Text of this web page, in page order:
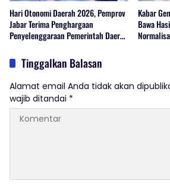
Hari Otonomi Daerah 2026, Pemprov
Jabar Terima Penghargaan
Penyelenggaraan Pemerintah Daerah
Kabar
Bawa
Tinggalkan Balasan
Alamat email Anda tidak akan
wajib ditandai *